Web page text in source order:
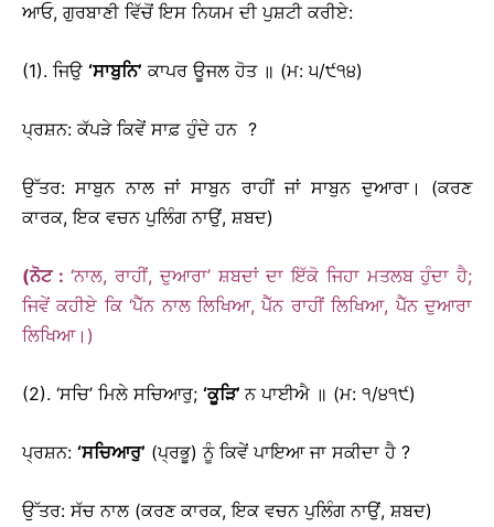
ਆਓ, ਗੁਰਬਾਣੀ ਵਿੱਚੋਂ ਇਸ ਨਿਯਮ ਦੀ ਪੁਸ਼ਟੀ ਕਰੀਏ:
(1). ਜਿਉ ‘ਸਾਬੁਨਿ’ ਕਾਪਰ ਊਜਲ ਹੋਤ ॥ (ਮ: ੫/੯੧੪)
ਪ੍ਰਸ਼ਨ: ਕੱਪੜੇ ਕਿਵੇਂ ਸਾਫ਼ ਹੁੰਦੇ ਹਨ ?
ਉੱਤਰ: ਸਾਬੁਨ ਨਾਲ ਜਾਂ ਸਾਬੁਨ ਰਾਹੀਂ ਜਾਂ ਸਾਬੁਨ ਦੁਆਰਾ। (ਕਰਣ
ਕਾਰਕ, ਇਕ ਵਚਨ ਪੁਲਿੰਗ ਨਾਉਂ, ਸ਼ਬਦ)
(ਨੋਟ : ‘ਨਾਲ, ਰਾਹੀਂ, ਦੁਆਰਾ’ ਸ਼ਬਦਾਂ ਦਾ ਇੱਕੋ ਜਿਹਾ ਮਤਲਬ ਹੁੰਦਾ ਹੈ;
ਜਿਵੇਂ ਕਹੀਏ ਕਿ ‘ਪੈੱਨ ਨਾਲ ਲਿਖਿਆ, ਪੈੱਨ ਰਾਹੀਂ ਲਿਖਿਆ, ਪੈੱਨ ਦੁਆਰਾ
ਲਿਖਿਆ।)
(2). ‘ਸਚਿ’ ਮਿਲੇ ਸਚਿਆਰੁ; ‘ਕੂੜਿ’ਨ ਪਾਈਐ ॥ (ਮ: ੧/੪੧੯)
ਪ੍ਰਸ਼ਨ: ‘ਸਚਿਆਰੁ’ (ਪ੍ਰਭੂ) ਨੂੰ ਕਿਵੇਂ ਪਾਇਆ ਜਾ ਸਕੀਦਾ ਹੈ ?
ਉੱਤਰ: ਸੱਚ ਨਾਲ (ਕਰਣ ਕਾਰਕ, ਇਕ ਵਚਨ ਪੁਲਿੰਗ ਨਾਉਂ, ਸ਼ਬਦ)